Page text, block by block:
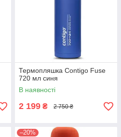
Термопляшка Contigo Fuse
720 мл синя
В наявності
2 199 ₴ 2 750 ₴
–20%